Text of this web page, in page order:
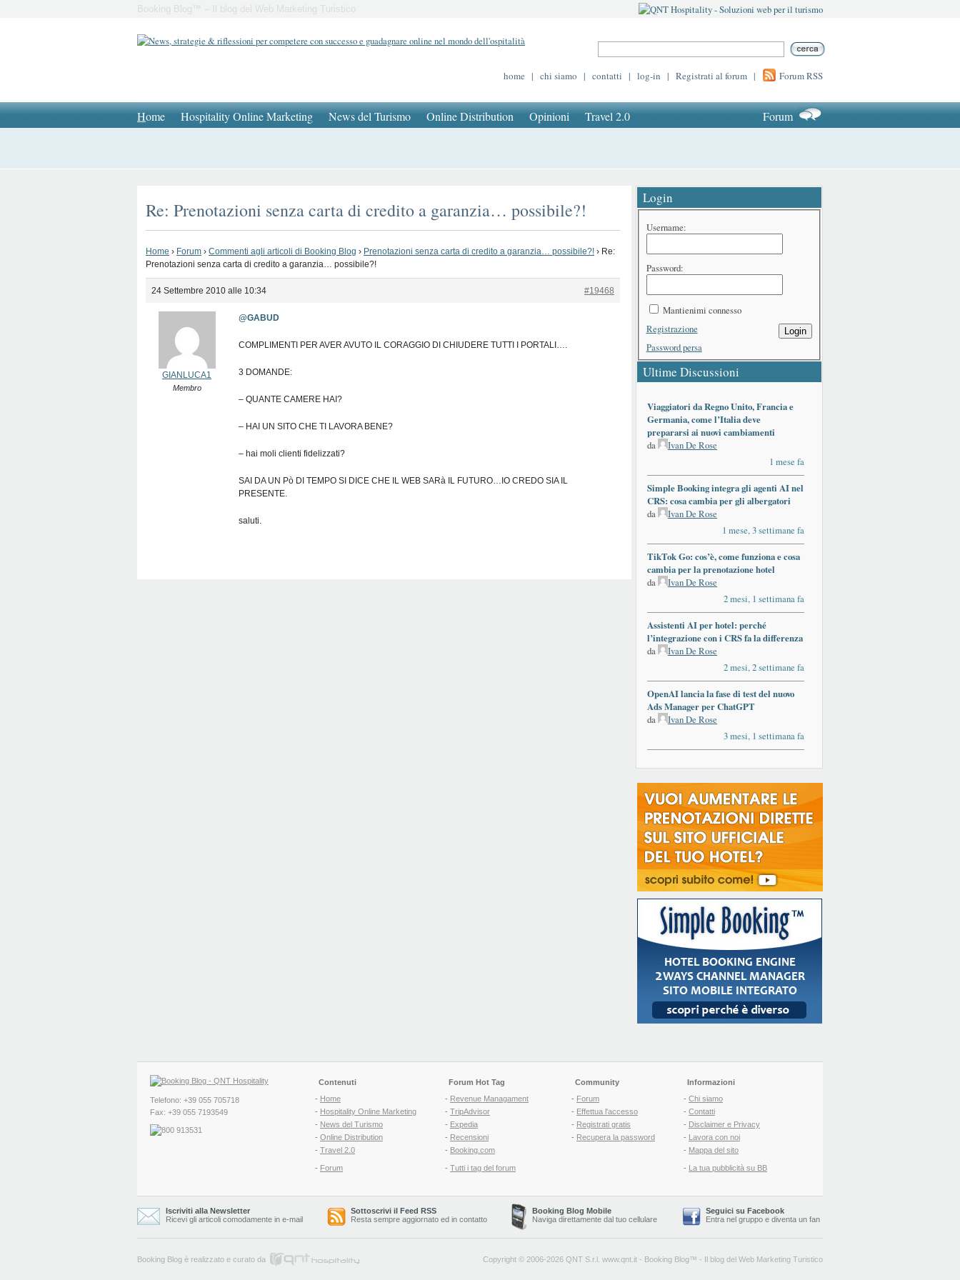
Booking Blog™ – Il blog del Web Marketing Turistico
home | chi siamo | contatti | log-in | Registrati al forum | Forum RSS
Home Hospitality Online Marketing News del Turismo Online Distribution Opinioni Travel 2.0 Forum
Re: Prenotazioni senza carta di credito a garanzia… possibile?!
Home › Forum › Commenti agli articoli di Booking Blog › Prenotazioni senza carta di credito a garanzia… possibile?! › Re:
Prenotazioni senza carta di credito a garanzia… possibile?!
24 Settembre 2010 alle 10:34 #19468
GIANLUCA1
Membro
@GABUD
COMPLIMENTI PER AVER AVUTO IL CORAGGIO DI CHIUDERE TUTTI I PORTALI….
3 DOMANDE:
– QUANTE CAMERE HAI?
– HAI UN SITO CHE TI LAVORA BENE?
– hai moli clienti fidelizzati?
SAI DA UN Pò DI TEMPO SI DICE CHE IL WEB SARà IL FUTURO…IO CREDO SIA IL
PRESENTE.
saluti.
Login
Username:
Password:
Mantienimi connesso
Login
Registrazione
Password persa
Ultime Discussioni
Viaggiatori da Regno Unito, Francia e
Germania, come l’Italia deve
prepararsi ai nuovi cambiamenti
da
Ivan De Rose
1 mese fa
Simple Booking integra gli agenti AI nel
CRS: cosa cambia per gli albergatori
da
Ivan De Rose
1 mese, 3 settimane fa
TikTok Go: cos’è, come funziona e cosa
cambia per la prenotazione hotel
da
Ivan De Rose
2 mesi, 1 settimana fa
Assistenti AI per hotel: perché
l’integrazione con i CRS fa la differenza
da
Ivan De Rose
2 mesi, 2 settimane fa
OpenAI lancia la fase di test del nuovo
Ads Manager per ChatGPT
da
Ivan De Rose
3 mesi, 1 settimana fa
Telefono: +39 055 705718
Fax: +39 055 7193549
Contenuti
- Home
- Hospitality Online Marketing
- News del Turismo
- Online Distribution
- Travel 2.0
- Forum
Forum Hot Tag
- Revenue Managament
- TripAdvisor
- Expedia
- Recensioni
- Booking.com
- Tutti i tag del forum
Community
- Forum
- Effettua l'accesso
- Registrati gratis
- Recupera la password
Informazioni
- Chi siamo
- Contatti
- Disclaimer e Privacy
- Lavora con noi
- Mappa del sito
- La tua pubblicità su BB
Iscriviti alla Newsletter
Ricevi gli articoli comodamente in e-mail
Sottoscrivi il Feed RSS
Resta sempre aggiornato ed in contatto
Booking Blog Mobile
Naviga direttamente dal tuo cellulare
Seguici su Facebook
Entra nel gruppo e diventa un fan
Booking Blog è realizzato e curato da Copyright © 2006-2026 QNT S.r.l. www.qnt.it - Booking Blog™ - Il blog del Web Marketing Turistico